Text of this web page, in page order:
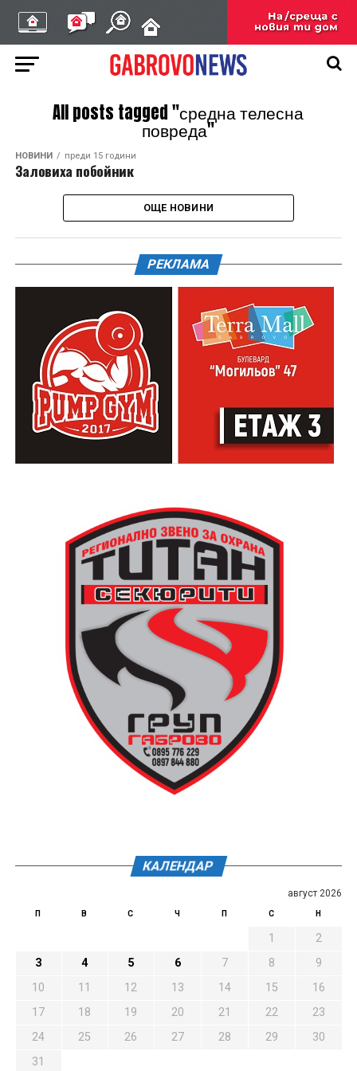
All posts tagged "средна телесна
повреда"
НОВИНИ преди 15 години
Заловиха побойник
ОЩЕ НОВИНИ
РЕКЛАМА
КАЛЕНДАР
август 2026
П В С Ч П С Н
1
2
3
4 5 6 7 8
9
10
11 12 13 14 15
16
17
18 19 20 21 22
23
24
25 26 27 28 29
30
31